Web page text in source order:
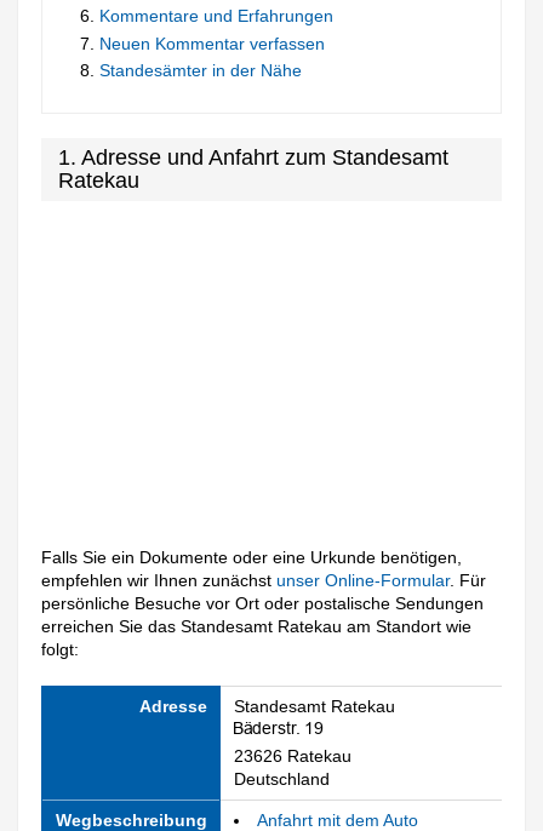
Kommentare und Erfahrungen
Neuen Kommentar verfassen
Standesämter in der Nähe
1. Adresse und Anfahrt zum Standesamt
Ratekau
Falls Sie ein Dokumente oder eine Urkunde benötigen,
empfehlen wir Ihnen zunächstunser Online-Formular. Für
persönliche Besuche vor Ort oder postalische Sendungen
erreichen Sie das Standesamt Ratekau am Standort wie
folgt:
Adresse Standesamt Ratekau
23626 Ratekau
Deutschland
Wegbeschreibung
Anfahrt mit dem Auto